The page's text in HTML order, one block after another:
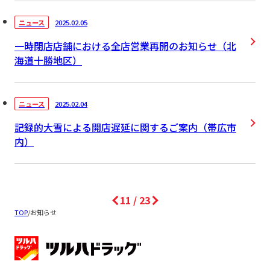
ニュース 2025.02.05
一時閉店店舗における全店営業再開のお知らせ（北
海道十勝地区）
ニュース 2025.02.04
記録的大雪による開店遅延に関するご案内（帯広市
内）
11 / 23
TOP/お知らせ